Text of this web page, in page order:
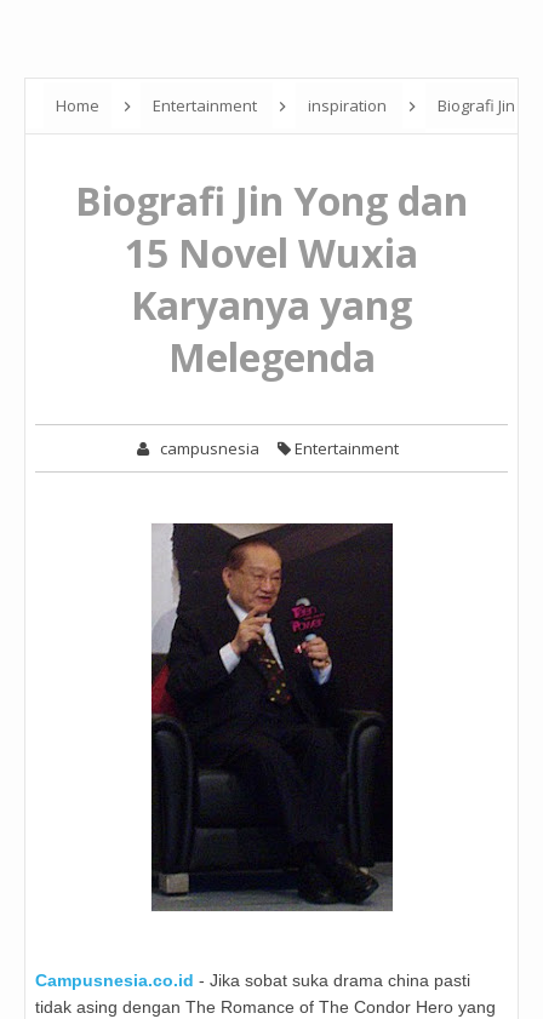
Home Entertainment inspiration Biografi Jin
Biografi Jin Yong dan
15 Novel Wuxia
Karyanya yang
Melegenda
campusnesia Entertainment
Campusnesia.co.id - Jika sobat suka drama china pasti
tidak asing dengan The Romance of The Condor Hero yang